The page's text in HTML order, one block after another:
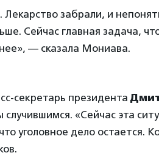
забрали, и
Сейчас главная задача,
— сказала Мониава.
секретарь президента
«Сейчас эта
уголовное дело остается.